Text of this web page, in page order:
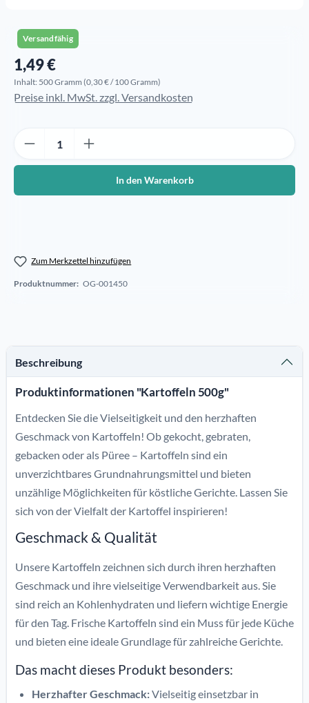
Versandfähig
Regulärer Preis:
1,49 €
Inhalt: 500 Gramm (0,30 € / 100 Gramm)
Preise inkl. MwSt. zzgl. Versandkosten
In den Warenkorb
Zum Merkzettel hinzufügen
Produktnummer: OG-001450
Beschreibung
Produktinformationen "Kartoffeln 500g"
Entdecken Sie die Vielseitigkeit und den herzhaften
Geschmack von Kartoffeln! Ob gekocht, gebraten,
gebacken oder als Püree – Kartoffeln sind ein
unverzichtbares Grundnahrungsmittel und bieten
unzählige Möglichkeiten für köstliche Gerichte. Lassen Sie
sich von der Vielfalt der Kartoffel inspirieren!
Geschmack & Qualität
Unsere Kartoffeln zeichnen sich durch ihren herzhaften
Geschmack und ihre vielseitige Verwendbarkeit aus. Sie
sind reich an Kohlenhydraten und liefern wichtige Energie
für den Tag. Frische Kartoffeln sind ein Muss für jede Küche
und bieten eine ideale Grundlage für zahlreiche Gerichte.
Das macht dieses Produkt besonders:
Herzhafter Geschmack:Vielseitig einsetzbar in